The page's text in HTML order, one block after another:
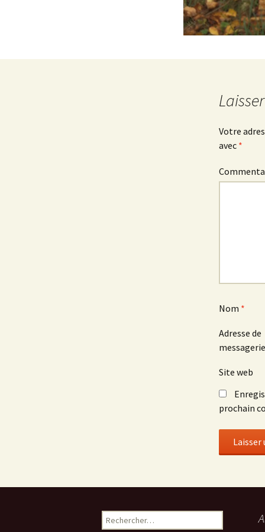
Votre
avec *
Nom *
Adresse de
messagerie
Site web
prochain
R
e